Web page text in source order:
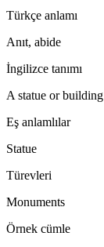
Türkçe anlamı
Anıt, abide
İngilizce tanımı
A statue or building
Eş anlamlılar
Statue
Türevleri
Monuments
Örnek cümle